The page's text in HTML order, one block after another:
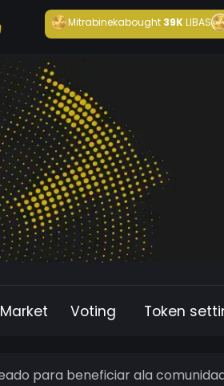
Mitrabinekabought 39KLIBAS
Market Voting Token
para beneficiar ala